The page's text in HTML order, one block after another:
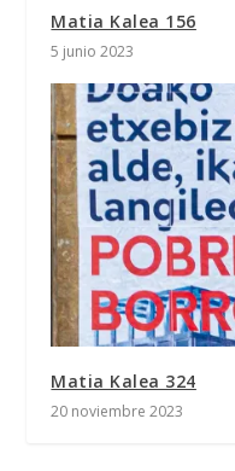
Matia Kalea 156
5 junio 2023
Matia Kalea 324
20 noviembre 2023